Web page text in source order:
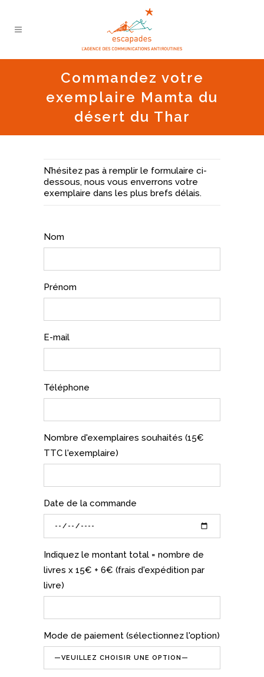
Commandez votre
exemplaire Mamta du
désert du Thar
N’hésitez pas à remplir le formulaire ci-
dessous, nous vous enverrons votre
exemplaire dans les plus brefs délais.
Nom
Prénom
E-mail
Téléphone
Nombre d'exemplaires souhaités (15€
TTC l'exemplaire)
Date de la commande
Indiquez le montant total = nombre de
livres x 15€ + 6€ (frais d'expédition par
livre)
Mode de paiement (sélectionnez l'option)